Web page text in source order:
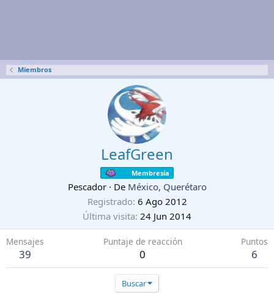
Miembros
LeafGreen
Membresía
Pescador · De México, Querétaro
Registrado 6 Ago 2012
Última visita 24 Jun 2014
Mensajes
39
Puntaje de reacción
0
Puntos
6
Buscar